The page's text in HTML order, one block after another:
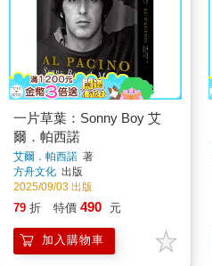
一片草葉：Sonny Boy 艾
爾．帕西諾
艾爾．帕西諾 著
方舟文化 出版
2025/09/03 出版
79 折 特價 490 元
加入購物車